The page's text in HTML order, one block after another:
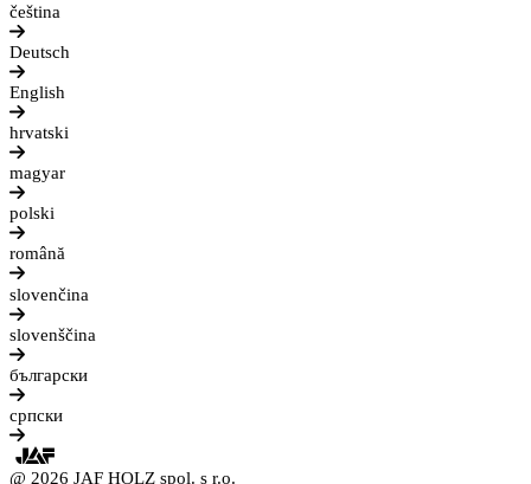
čeština
Deutsch
English
hrvatski
magyar
polski
română
slovenčina
slovenščina
български
српски
@ 2026 JAF HOLZ spol. s r.o.